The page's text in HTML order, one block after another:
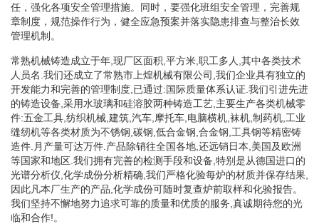
任，强化各项安全管理措施。同时，要强化班组安全管理，完善规
章制度，规范操作行为，健全应急预案并落实隐患排查与整治长效
管理机制。
常熟机械铸造成立于年,现厂区面积,平方米,职工多人,其中各类技术
人员名.我们还成立了常熟市上煌机械有限公司,我们企业具有独立的
开发能力和完善的管理制度,已通过:国际质量体系认证.我们引进先进
的铸造设备,采用水玻璃和硅溶胶两种铸造工艺,主要生产各类机械零
件:五金工具,纺织机械,建筑,汽车,摩托车,电脑横机,袜机,制药机,工业
缝纫机等各类材质为不锈钢,碳钢,低合金钢,合金钢,工具钢等精密铸
造件.月产量可达万件.产品除销往全国各地,还远销日本,美国及欧洲
等国家和地区.我们拥有完善的检测手段和设备,特别是从德国进口的
光谱分析仪,化学成份分析精确,我们严格化验每炉的材质并保存结果,
因此凡本厂生产的产品,化学成份可随时复查炉前取样和化验报告。
我们坚持不懈地努力追求可靠的质量和优质的服务,真诚期待您的光
临和合作!。